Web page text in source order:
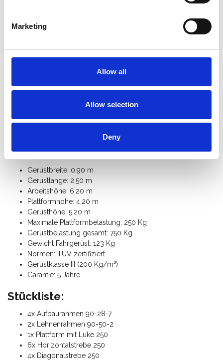
Marketing
Allow all
Allow selection
Deny
Das ASC 90er-Rahmenbreite Rollgerüst ist mit einem
Schneller Auf- und Abbau durch den
innovativen
mit integrierter Aushebesicherung.
Bordbrettsatzausgestattet, der verhindert, dass
Materialien oder Werkzeuge von die Plattform fallen.
Mit zusätzlichenGerüstteilenkönnen Sie dieses Universal-
Klicken Sie hier für dieAnleitung des ASC Universal-
Spezifikationen:
Gerüstbreite: 0,90 m
Gerüstlänge: 2,50 m
Arbeitshöhe: 6,20 m
Plattformhöhe: 4,20 m
Gerüsthöhe: 5,20 m
Maximale Plattformbelastung: 250 Kg
Gerüstbelastung gesamt: 750 Kg
Gewicht Fahrgerüst: 123 Kg
Normen: TÜV zertifiziert
Gerüstklasse III (200 Kg/m²)
Garantie: 5 Jahre
Stückliste:
4x Aufbaurahmen 90-28-7
2x Lehnenrahmen 90-50-2
1x Plattform mit Luke 250
6x Horizontalstrebe 250
4x Diagonalstrebe 250